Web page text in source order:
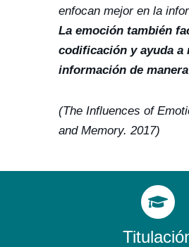
enfocan mejor en la
La emoción también
codificación y ayuda a
información de
(The Influences of
and Memory. 2017)